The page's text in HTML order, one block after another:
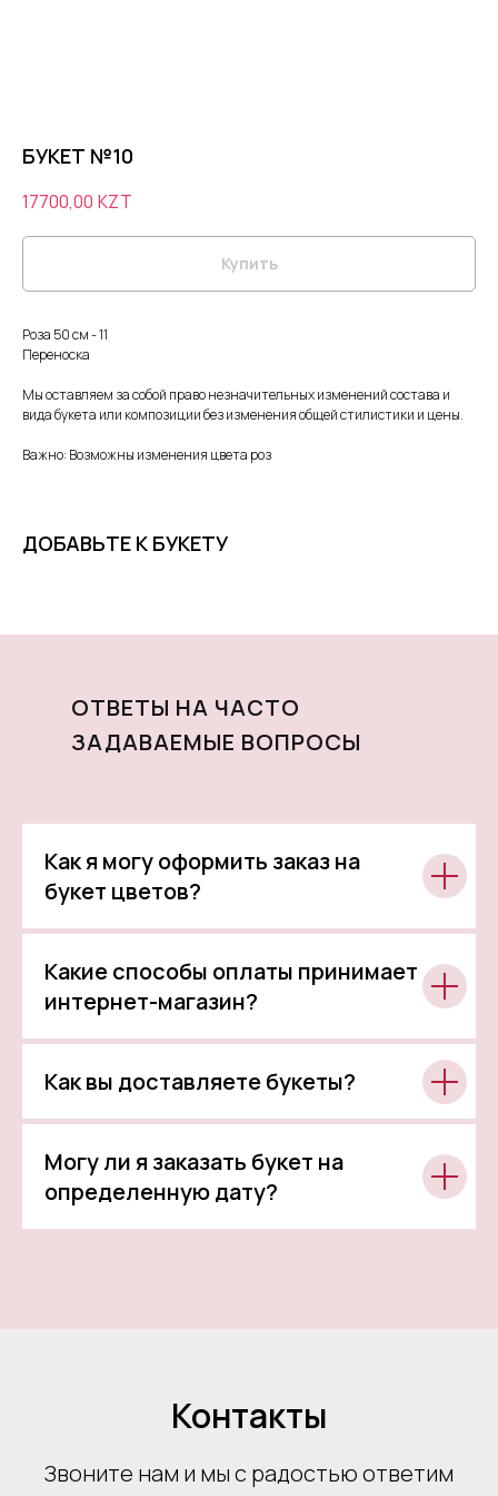
БУКЕТ №10
17700,00 KZT
Купить
Роза 50 см - 11
Переноска
Мы оставляем за собой право незначительных изменений состава и
вида букета или композиции без изменения общей стилистики и цены.
Важно: Возможны изменения цвета роз
ДОБАВЬТЕ К БУКЕТУ
ОТВЕТЫ НА ЧАСТО
ЗАДАВАЕМЫЕ ВОПРОСЫ
Как я могу оформить заказ на
букет цветов?
Какие способы оплаты принимает
интернет-магазин?
Как вы доставляете букеты?
Могу ли я заказать букет на
определенную дату?
Контакты
Звоните нам и мы с радостью ответим